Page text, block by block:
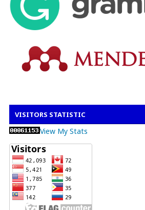
VISITORS STATISTIC
View My Stats